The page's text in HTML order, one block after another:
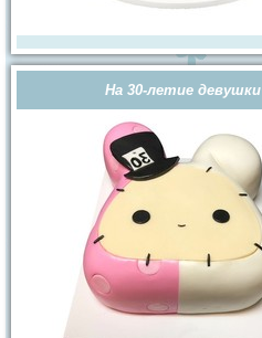
На 30-летие девушки